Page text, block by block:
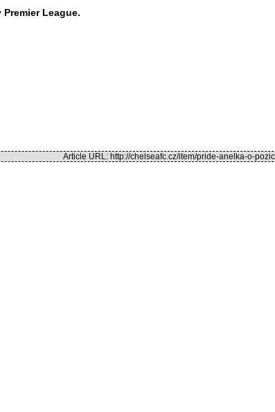
League.
Article URL: http://chelseafc.cz/item/pride-anelka-o-